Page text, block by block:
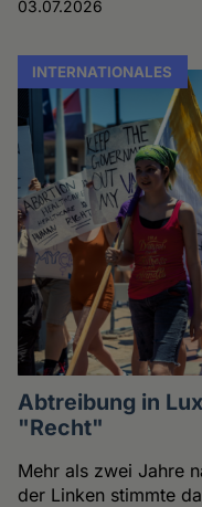
03.07.2026
INTERNATIONALES
Abtreibung in
"Recht"
Mehr als zwei Jahre
der Linken stimmte